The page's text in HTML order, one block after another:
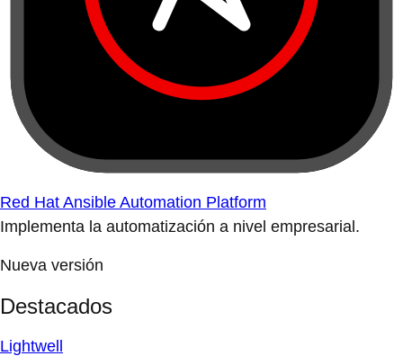
Red Hat Ansible Automation Platform
Implementa la automatización a nivel empresarial.
Nueva versión
Destacados
Lightwell